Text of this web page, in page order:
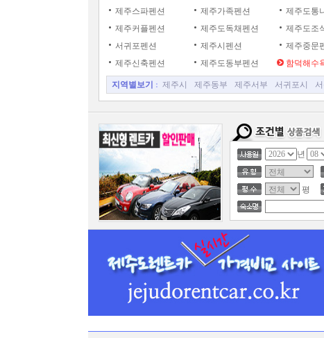
제주스파펜션
제주가족펜션 제주도통
제주커플펜션
제주도독채펜션 제주도조
서귀포펜션
제주시펜션 제주중문
제주신축펜션
제주도동부펜션 함덕해수
지역별보기 : 제주시 제주동부 제주서부 서귀포시
년
평